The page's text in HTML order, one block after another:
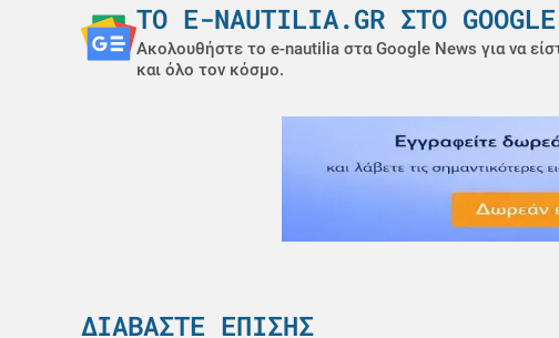
ΤΟ E-NAUTILIA.GR ΣΤΟ GOOGLE
Ακολουθήστε το e-nautilia στα Google News για να
και όλο τον κόσμο.
ΔΙΑΒΆΣΤΕ ΕΠΊΣΗΣ